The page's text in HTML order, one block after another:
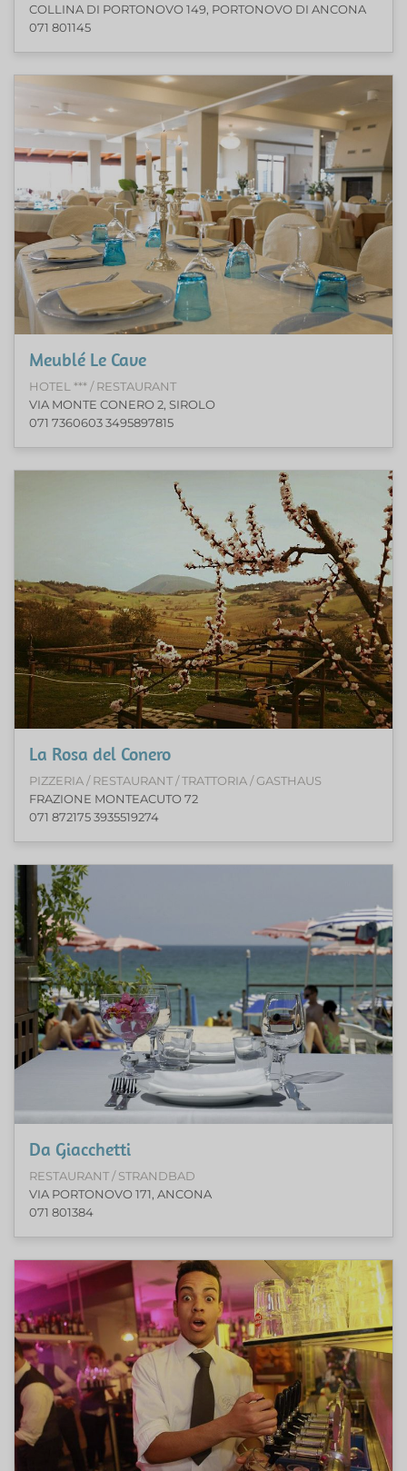
COLLINA DI PORTONOVO 149, PORTONOVO DI ANCONA
071 801145
Meublé Le Cave
HOTEL *** / RESTAURANT
VIA MONTE CONERO 2, SIROLO
071 7360603 3495897815
La Rosa del Conero
PIZZERIA / RESTAURANT / TRATTORIA / GASTHAUS
FRAZIONE MONTEACUTO 72
071 872175 3935519274
Da Giacchetti
RESTAURANT / STRANDBAD
VIA PORTONOVO 171, ANCONA
071 801384